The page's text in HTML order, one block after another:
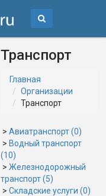
Транспорт
Главная
Организации
Транспорт
> Авиатранспорт (0)
> Водный транспорт
(10)
> Железнодорожный
транспорт (5)
> Складские услуги (0)